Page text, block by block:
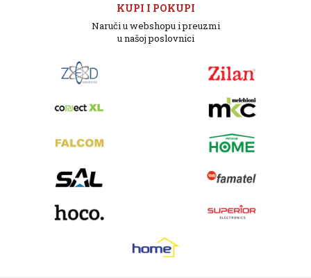
KUPI I POKUPI
Naruči u webshopu i preuzmi
u našoj poslovnici